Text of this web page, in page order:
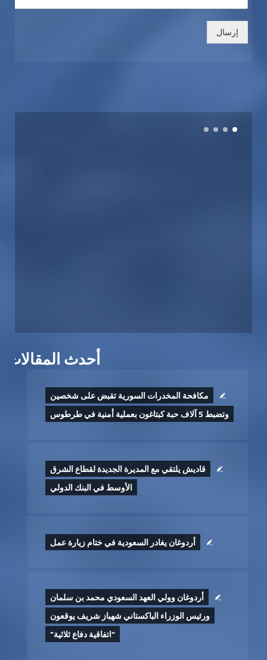
إرسال
أحدث المقالات
مكافحة المخدرات السورية تقبض على شخصين
وتضبط 5 آلاف حبة كبتاغون بعملية أمنية في طرطوس
قاديش يلتقي مع المديرة الجديدة لقطاع الشرق
الأوسط في البنك الدولي
أردوغان يغادر السعودية في ختام زيارة عمل
أردوغان وولي العهد السعودي محمد بن سلمان
ورئيس الوزراء الباكستاني شهباز شريف يوقعون
“اتفاقية دفاع ثلاثية”